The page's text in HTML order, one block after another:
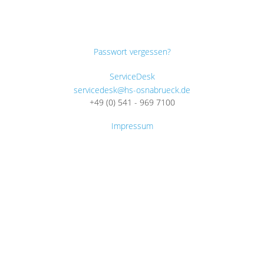
Passwort vergessen?
ServiceDesk
servicedesk@hs-osnabrueck.de
+49 (0) 541 - 969 7100
Impressum